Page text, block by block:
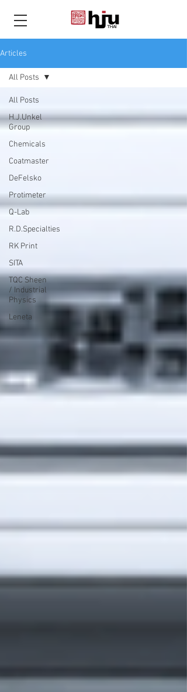
THAI
Articles
All Posts
H.J.Unkel
Group
Chemicals
Coatmaster
DeFelsko
Protimeter
Q-Lab
R.D.Specialties
RK Print
SITA
TQC Sheen
/ Industrial
Physics
Leneta
All Posts